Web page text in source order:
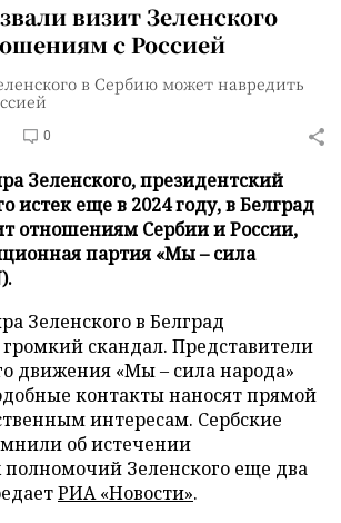
визит Зеленского
с Россией
в Сербию может навредить
0
Зеленского, президентский
истек еще в 2024 году, в Белград
отношениям Сербии и России,
партия «Мы – сила
Зеленского в Белград
скандал. Представители
движения «Мы – сила народа»
контакты наносят прямой
интересам. Сербские
об истечении
Зеленского еще два
РИА «Новости».